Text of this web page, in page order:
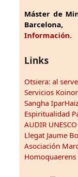
Máster de
Información.
Links
Otsiera: al
Servicios
Sangha
Espiritualidad
AUDIR UNESCO
Llegat Jaume
Asociación
Homoquaerens